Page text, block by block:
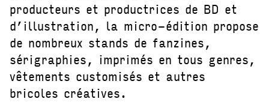
producteurs et productrices de BD et
d’illustration, la micro-édition propose
de nombreux stands de fanzines,
sérigraphies, imprimés en tous genres,
vêtements customisés et autres
bricoles créatives.